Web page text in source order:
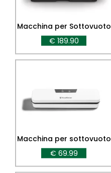
Macchina per Sottovuoto
VS3190
€ 189.90
Macchina per sottovuoto
FoodSaver Everyday
VS0290X
€ 69.99